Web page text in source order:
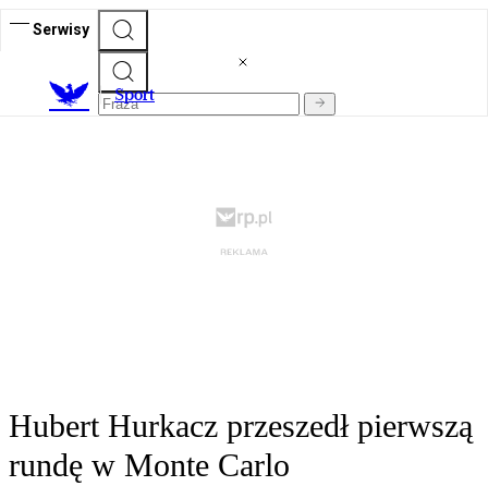
Serwisy
Sport
Hubert Hurkacz przeszedł pierwszą
rundę w Monte Carlo